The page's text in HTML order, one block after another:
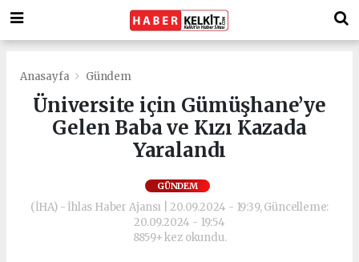
Anasayfa Gündem
Üniversite için Gümüşhane’ye
Gelen Baba ve Kızı Kazada
Yaralandı
GÜNDEM
(İHA) - İhlas Haber Ajansı | 20.09.2024 - 19:39, Güncelleme:
20.09.2024 - 19:54
8859+ kez okundu.